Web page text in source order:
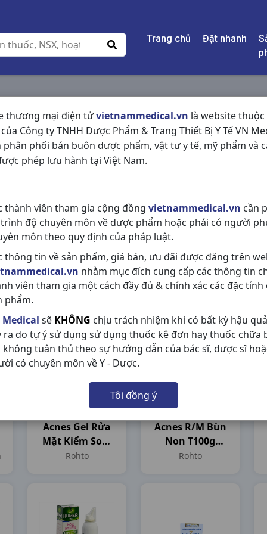
Trang chủ Đặt nhanh
thương mại điện tửvietnammedical.vn là website thuộc
Công ty TNHH Dược Phẩm & Trang Thiết Bị Y Tế VN
phân phối bán buôn dược phẩm, vật tư y tế, mỹ phẩm và
phép lưu hành tại Việt Nam.
thành viên tham gia cộng đồng vietnammedical.vn cần
độ chuyên môn về dược phẩm hoặc phải có người
môn theo quy định của pháp luật.
thông tin về sản phẩm, giá bán, ưu đãi được đăng trên
nhằm mục đích cung cấp các thông tin
viên tham gia một cách đầy đủ & chính xác các đặc tính
phẩm.
Medical sẽ KHÔNG chịu trách nhiệm khi có bất kỳ hậu
ra do tự ý sử dụng sử dụng thuốc kê đơn hay thuốc chữa
không tuân thủ theo sự hướng dẫn của bác sĩ, dược sĩ
có chuyên môn về Y - Dược.
Tôi đồng ý
Cotripro Gel
T10gr Thái
Minh
Thái Minh
Skin Baby
T20gr DHG
Pharma
DHG Pharma
Acnes Gel Rửa
Mặt Kiểm Soát
Nhờn T50gr
Rohto
Acnes R/m Bùn
Non T100g
Rohto
Rohto